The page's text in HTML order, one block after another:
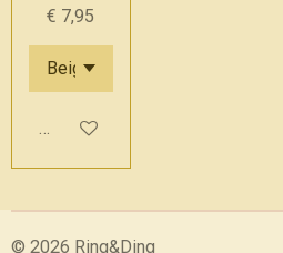
€ 7,95
In winkelwagen
© 2026 Ring&Ding